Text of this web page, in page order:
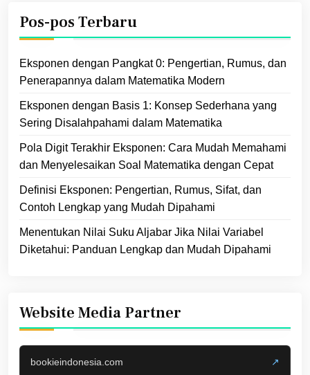
Pos-pos Terbaru
Eksponen dengan Pangkat 0: Pengertian, Rumus, dan
Penerapannya dalam Matematika Modern
Eksponen dengan Basis 1: Konsep Sederhana yang
Sering Disalahpahami dalam Matematika
Pola Digit Terakhir Eksponen: Cara Mudah Memahami
dan Menyelesaikan Soal Matematika dengan Cepat
Definisi Eksponen: Pengertian, Rumus, Sifat, dan
Contoh Lengkap yang Mudah Dipahami
Menentukan Nilai Suku Aljabar Jika Nilai Variabel
Diketahui: Panduan Lengkap dan Mudah Dipahami
Website Media Partner
bookieindonesia.com ↗